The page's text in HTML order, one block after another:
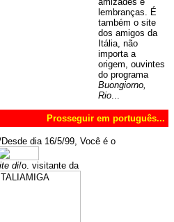
lembranças. É
também o site
dos amigos da
Itália, não
importa a
origem, ouvintes
do programa
Buongiorno,
Rio...
Prosseguir em português...
dia 16/5/99, Você é o
di/o. visitante da